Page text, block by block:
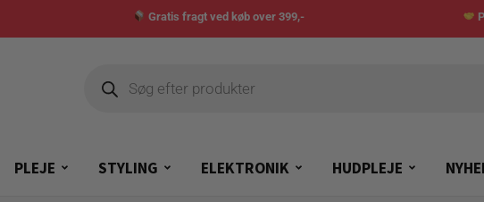
Gratis fragt ved køb over 399,-
PLEJE STYLING ELEKTRONIK HUDPLEJE